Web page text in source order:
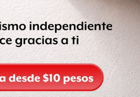
eléctrico, la Comisión Federal
participa junto con otras 32
en la producción y
generada con energía
actualmente el país es el sexto
del mundo para las energías
proyectadas por casi 120 mil
próximos años.